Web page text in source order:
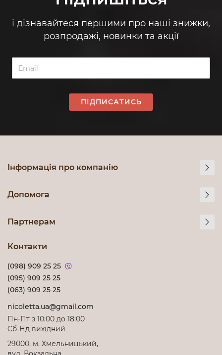
і дізнавайтеся першими про наші знижки,
розпродажі, новинки та акції
ПІДПИСАТИСЬ
Інформація про компанію
Допомога
Партнерам
Контакти
(098) 909 25 25
(095) 909 25 25
(063) 909 25 25
nicoletta.ua@gmail.com
Пн-Пт з 10:00 до 18:00
Cб-Нд вихідний
29000, м. Хмельницький,